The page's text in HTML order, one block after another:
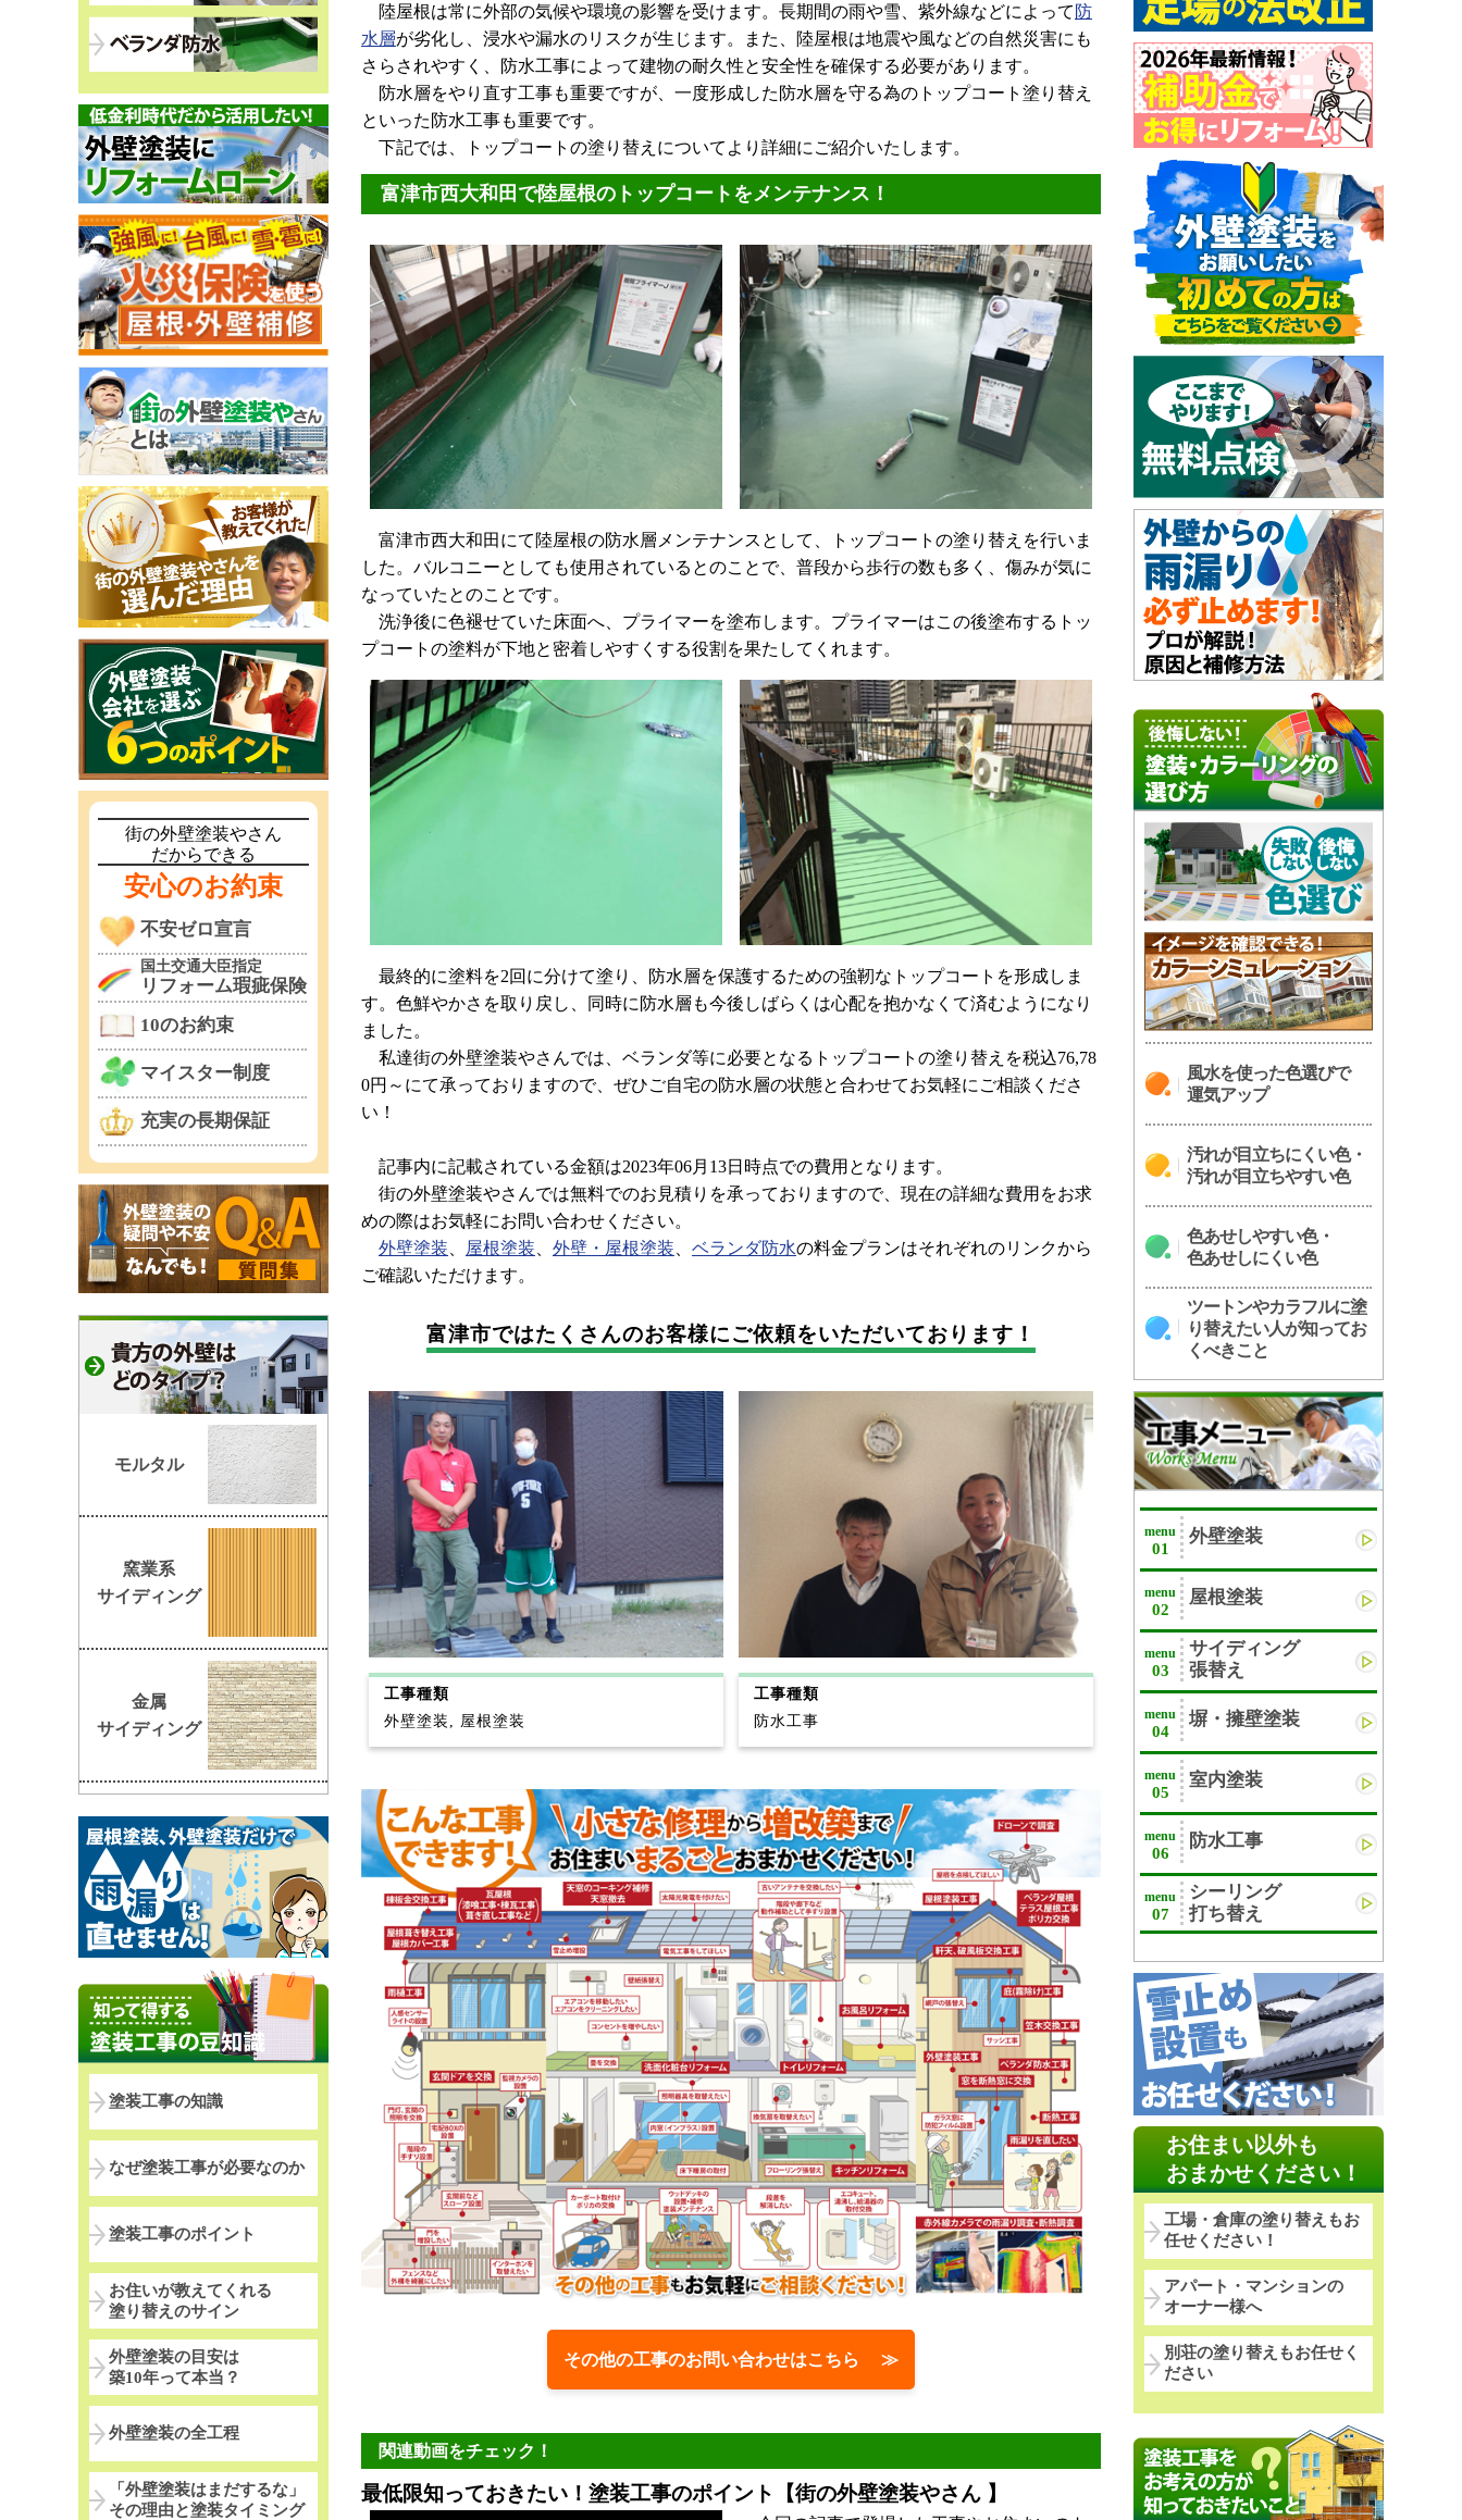
陸屋根は常に外部の気候や環境の影響を受けます。長期間の雨や雪、紫外線などによって 防
水層が劣化し、浸水や漏水のリスクが生じます。また、陸屋根は地震や風などの自然災害にも
さらされやすく、防水工事によって建物の耐久性と安全性を確保する必要があります。
防水層をやり直す工事も重要ですが、一度形成した防水層を守る為のトップコート塗り替え
といった防水工事も重要です。
下記では、トップコートの塗り替えについてより詳細にご紹介いたします。
富津市西大和田で陸屋根のトップコートをメンテナンス！
富津市西大和田にて陸屋根の防水層メンテナンスとして、トップコートの塗り替えを行いま
した。バルコニーとしても使用されているとのことで、普段から歩行の数も多く、傷みが気に
なっていたとのことです。
洗浄後に色褪せていた床面へ、プライマーを塗布します。プライマーはこの後塗布するトッ
プコートの塗料が下地と密着しやすくする役割を果たしてくれます。
最終的に塗料を2回に分けて塗り、防水層を保護するための強靭なトップコートを形成しま
す。色鮮やかさを取り戻し、同時に防水層も今後しばらくは心配を抱かなくて済むようになり
ました。
私達街の外壁塗装やさんでは、ベランダ等に必要となるトップコートの塗り替えを税込76,78
0円～にて承っておりますので、ぜひご自宅の防水層の状態と合わせてお気軽にご相談くださ
い！
記事内に記載されている金額は2023年06月13日時点での費用となります。
街の外壁塗装やさんでは無料でのお見積りを承っておりますので、現在の詳細な費用をお求
めの際はお気軽にお問い合わせください。
外壁塗装
屋根塗装 外壁・屋根塗装 ベランダ防水の料金プランはそれぞれのリンクから
ご確認いただけます。
富津市ではたくさんのお客様にご依頼をいただいております！
工事種類
外壁塗装, 屋根塗装
工事種類
防水工事
その他の工事のお問い合わせはこちら ≫
関連動画をチェック！
最低限知っておきたい！塗装工事のポイント【街の外壁塗装やさん 】
風水を使った色選びで
運気アップ
汚れが目立ちにくい色・
汚れが目立ちやすい色
色あせしやすい色・
色あせしにくい色
ツートンやカラフルに塗
り替えたい人が知ってお
くべきこと
menu
01
外壁塗装
menu
02
屋根塗装
menu
03
サイディング
張替え
menu
04
塀・擁壁塗装
menu
05
室内塗装
menu
06
防水工事
menu
07
シーリング
打ち替え
お住まい以外も
おまかせください！
工場・倉庫の塗り替えもお
任せください！
アパート・マンションの
オーナー様へ
別荘の塗り替えもお任せく
ださい
街の外壁塗装やさん
だからできる
安心のお約束
不安ゼロ宣言
国土交通大臣指定
リフォーム瑕疵保険
10のお約束
マイスター制度
充実の長期保証
モルタル
窯業系
サイディング
金属
サイディング
塗装工事の知識
なぜ塗装工事が必要なのか
塗装工事のポイント
お住いが教えてくれる
塗り替えのサイン
外壁塗装の目安は
築10年って本当？
外壁塗装の全工程
「外壁塗装はまだするな」
その理由と塗装タイミング